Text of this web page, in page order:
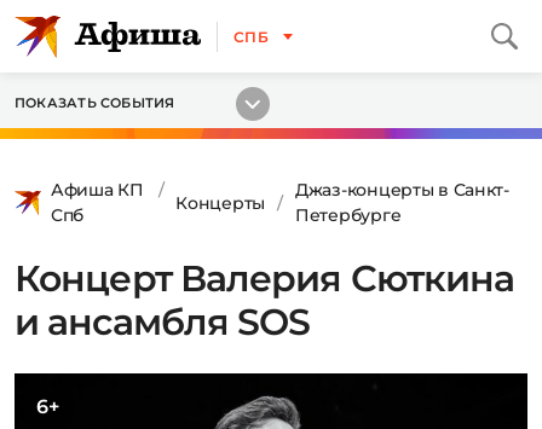
СПБ
ПОКАЗАТЬ СОБЫТИЯ
Афиша КП
Спб
Концерты
Джаз-концерты в Санкт-
Петербурге
Концерт Валерия Сюткина
и ансамбля SOS
6+